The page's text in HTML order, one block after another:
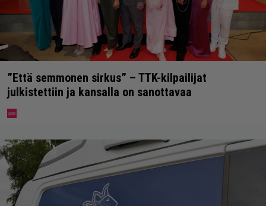
”Että semmonen sirkus” – TTK-kilpailijat
julkistettiin ja kansalla on sanottavaa